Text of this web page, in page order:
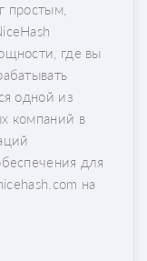
простым,
где вы
одной из
компаний в
для
на